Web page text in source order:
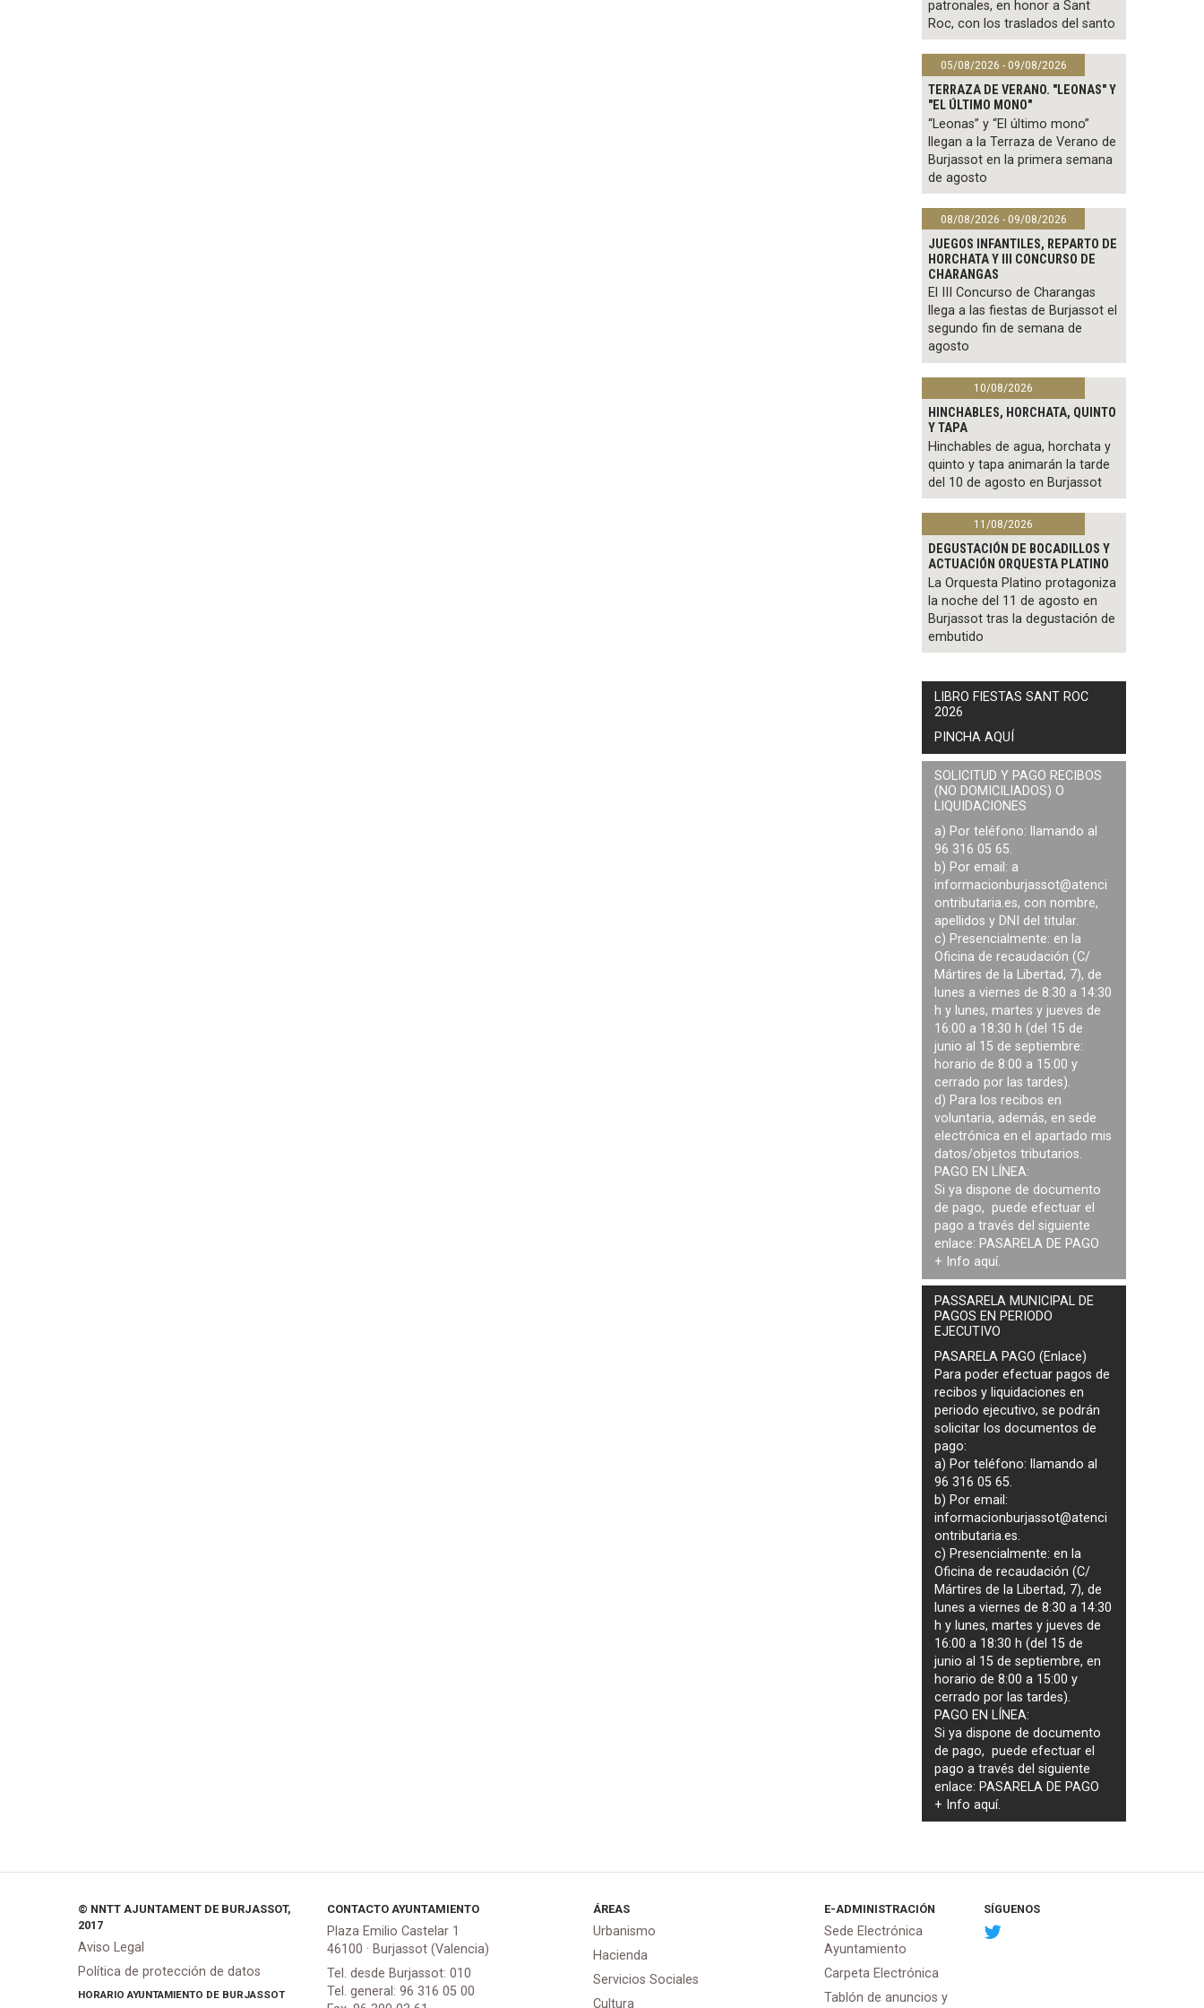
patronales, en honor a Sant
Roc, con los traslados del santo
05/08/2026 - 09/08/2026
TERRAZA DE VERANO. "LEONAS" Y
"EL ÚLTIMO MONO"
“Leonas” y “El último mono”
llegan a la Terraza de Verano de
Burjassot en la primera semana
de agosto
08/08/2026 - 09/08/2026
JUEGOS INFANTILES, REPARTO DE
HORCHATA Y III CONCURSO DE
CHARANGAS
El III Concurso de Charangas
llega a las fiestas de Burjassot el
segundo fin de semana de
agosto
10/08/2026
HINCHABLES, HORCHATA, QUINTO
Y TAPA
Hinchables de agua, horchata y
quinto y tapa animarán la tarde
del 10 de agosto en Burjassot
11/08/2026
DEGUSTACIÓN DE BOCADILLOS Y
ACTUACIÓN ORQUESTA PLATINO
La Orquesta Platino protagoniza
la noche del 11 de agosto en
Burjassot tras la degustación de
embutido
LIBRO FIESTAS SANT ROC
2026
PINCHA AQUÍ
SOLICITUD Y PAGO RECIBOS
(NO DOMICILIADOS) O
LIQUIDACIONES
a) Por teléfono: llamando al
96 316 05 65.
b) Por email: a
informacionburjassot@atenci
ontributaria.es, con nombre,
apellidos y DNI del titular.
c) Presencialmente: en la
Oficina de recaudación (C/
Mártires de la Libertad, 7), de
lunes a viernes de 8:30 a 14:30
h y lunes, martes y jueves de
16:00 a 18:30 h (del 15 de
junio al 15 de septiembre:
horario de 8:00 a 15:00 y
cerrado por las tardes).
d) Para los recibos en
voluntaria, además, en sede
electrónica en el apartado mis
datos/objetos tributarios.
PAGO EN LÍNEA:
Si ya dispone de documento
de pago, puede efectuar el
pago a través del siguiente
enlace: PASARELA DE PAGO
+ Info aquí.
PASSARELA MUNICIPAL DE
PAGOS EN PERIODO
EJECUTIVO
PASARELA PAGO (Enlace)
Para poder efectuar pagos de
recibos y liquidaciones en
periodo ejecutivo, se podrán
solicitar los documentos de
pago:
a) Por teléfono: llamando al
96 316 05 65.
b) Por email:
informacionburjassot@atenci
ontributaria.es.
c) Presencialmente: en la
Oficina de recaudación (C/
Mártires de la Libertad, 7), de
lunes a viernes de 8:30 a 14:30
h y lunes, martes y jueves de
16:00 a 18:30 h (del 15 de
junio al 15 de septiembre, en
horario de 8:00 a 15:00 y
cerrado por las tardes).
PAGO EN LÍNEA:
Si ya dispone de documento
de pago, puede efectuar el
pago a través del siguiente
enlace: PASARELA DE PAGO
+ Infoaquí.
© NNTT AJUNTAMENT DE BURJASSOT,
2017
Aviso Legal
Política de protección de datos
HORARIO AYUNTAMIENTO DE BURJASSOT
CONTACTO AYUNTAMIENTO
Plaza Emilio Castelar 1
46100 · Burjassot (Valencia)
Tel. desde Burjassot: 010
Tel. general: 96 316 05 00
ÁREAS
Urbanismo
Hacienda
Servicios Sociales
Cultura
E-ADMINISTRACIÓN
Sede Electrónica
Ayuntamiento
Carpeta Electrónica
Tablón de anuncios y
SÍGUENOS